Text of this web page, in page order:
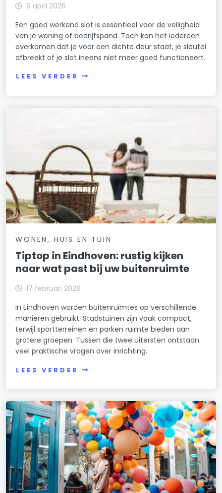
9 april 2026
Een goed werkend slot is essentieel voor de veiligheid
van je woning of bedrijfspand. Toch kan het iedereen
overkomen dat je voor een dichte deur staat, je sleutel
afbreekt of je slot ineens niet meer goed functioneert.
LEES VERDER
WONEN, HUIS EN TUIN
Tiptop in Eindhoven: rustig kijken
naar wat past bij uw buitenruimte
17 februari 2026
In Eindhoven worden buitenruimtes op verschillende
manieren gebruikt. Stadstuinen zijn vaak compact,
terwijl sportterreinen en parken ruimte bieden aan
grotere groepen. Tussen die twee uitersten ontstaan
veel praktische vragen over inrichting.
LEES VERDER